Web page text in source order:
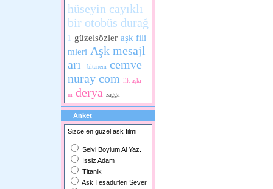
hüseyin cayıklı
bir otobüs durağ
ı güzelsözler aşk fili
mleri Aşk mesajl
arı
bitanem cemve
nuray com
ilk aşkı
m derya zagga
Anket
Sizce en guzel ask filmi
Selvi Boylum Al Yaz.
Issiz Adam
Titanik
Ask Tesadufleri Sever